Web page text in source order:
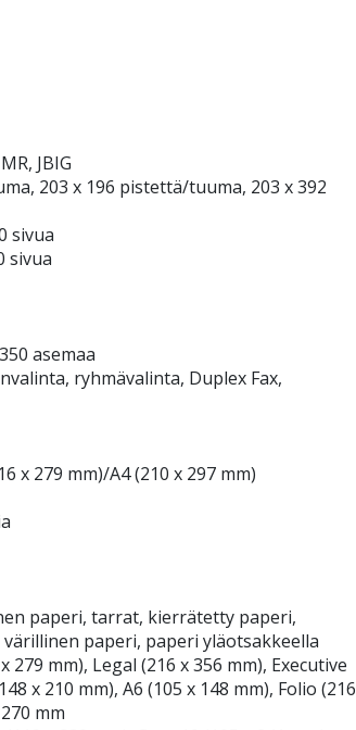
JBIG
203 x 196 pistettä/tuuma, 203 x 392
sivua
sivua
asemaa
ryhmävalinta, Duplex Fax,
x 279 mm)/A4 (210 x 297 mm)
paperi, tarrat, kierrätetty paperi,
paperi, paperi yläotsakkeella
mm), Legal (216 x 356 mm), Executive
x 210 mm), A6 (105 x 148 mm), Folio (216
mm